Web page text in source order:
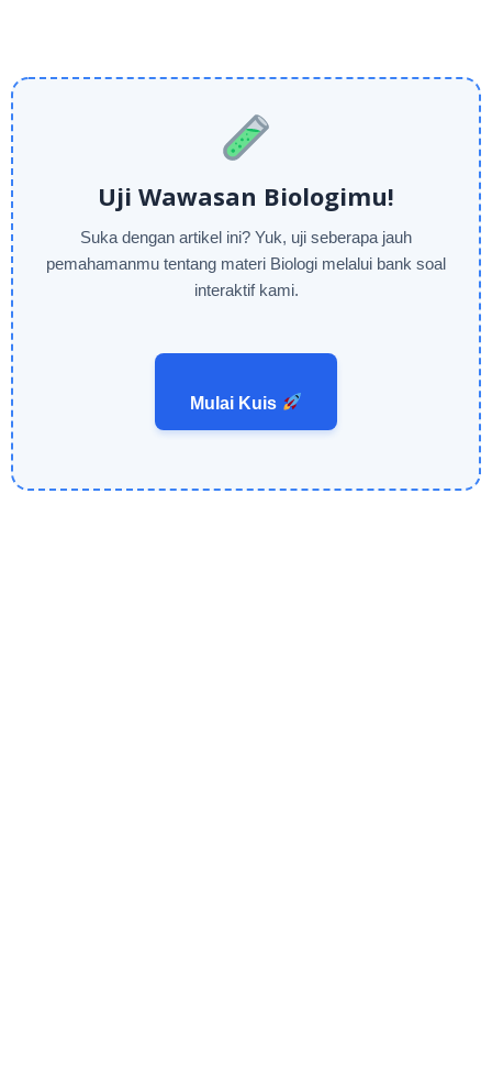
Uji Wawasan Biologimu!
Suka dengan artikel ini? Yuk, uji seberapa jauh
pemahamanmu tentang materi Biologi melalui bank soal
interaktif kami.
Mulai Kuis